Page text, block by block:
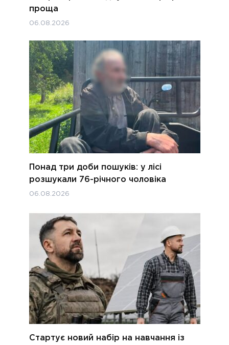
проща
06.08.2026
Понад три доби пошуків: у лісі
розшукали 76-річного чоловіка
06.08.2026
Стартує новий набір на навчання із